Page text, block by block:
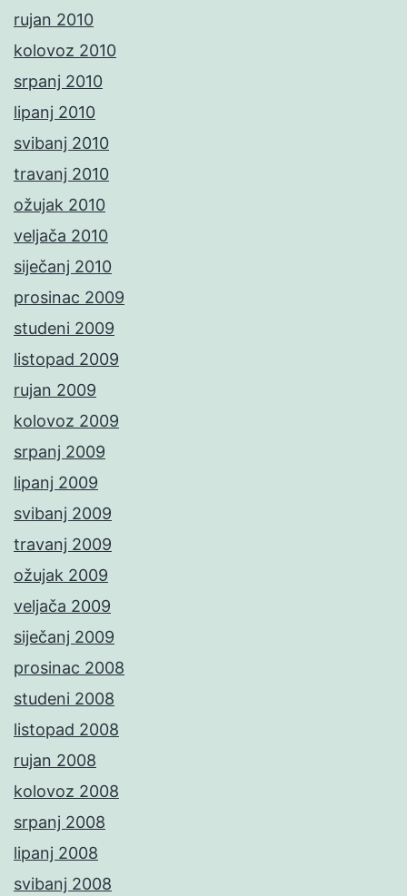
rujan 2010
kolovoz 2010
srpanj 2010
lipanj 2010
svibanj 2010
travanj 2010
ožujak 2010
veljača 2010
siječanj 2010
prosinac 2009
studeni 2009
listopad 2009
rujan 2009
kolovoz 2009
srpanj 2009
lipanj 2009
svibanj 2009
travanj 2009
ožujak 2009
veljača 2009
siječanj 2009
prosinac 2008
studeni 2008
listopad 2008
rujan 2008
kolovoz 2008
srpanj 2008
lipanj 2008
svibanj 2008